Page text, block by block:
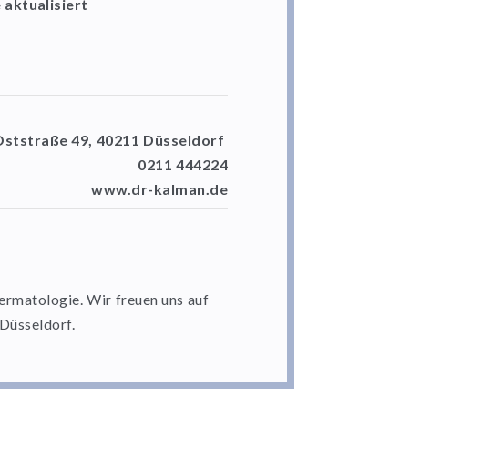
aktualisiert
49, 40211 Düsseldorf
0211 444224
www.dr-kalman.de
Wir freuen uns auf